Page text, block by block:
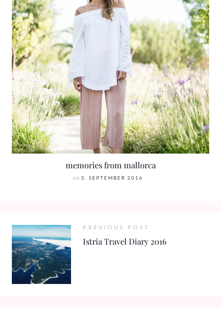
memories from mallorca
on 3. SEPTEMBER 2016
PREVIOUS POST
Istria Travel Diary 2016